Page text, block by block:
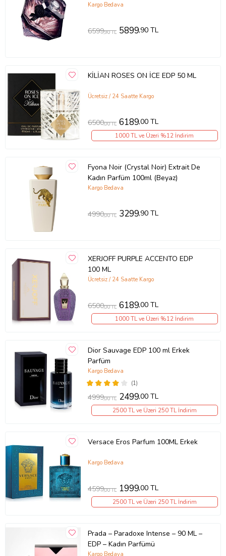
Kargo Bedava
6599,90 TL 5899,90 TL
KİLİAN ROSES ON İCE EDP 50 ML
Ücretsiz / 24 Saatte Kargo
6500,00 TL 6189,00 TL
1000 TL ve Üzeri %12 İndirim
Fyona Noir (Crystal Noir) Extrait De
Kadın Parfüm 100ml (Beyaz)
Kargo Bedava
4990,00 TL 3299,90 TL
XERJOFF PURPLE ACCENTO EDP
100 ML
Ücretsiz / 24 Saatte Kargo
6500,00 TL 6189,00 TL
1000 TL ve Üzeri %12 İndirim
Dior Sauvage EDP 100 ml Erkek
Parfüm
(1)
Kargo Bedava
4999,00 TL 2499,00 TL
2500 TL ve Üzeri 250 TL İndirim
Versace Eros Parfum 100ML Erkek
Kargo Bedava
4599,00 TL 1999,00 TL
2500 TL ve Üzeri 250 TL İndirim
Prada – Paradoxe Intense – 90 ML –
EDP – Kadın Parfümü
Kargo Bedava